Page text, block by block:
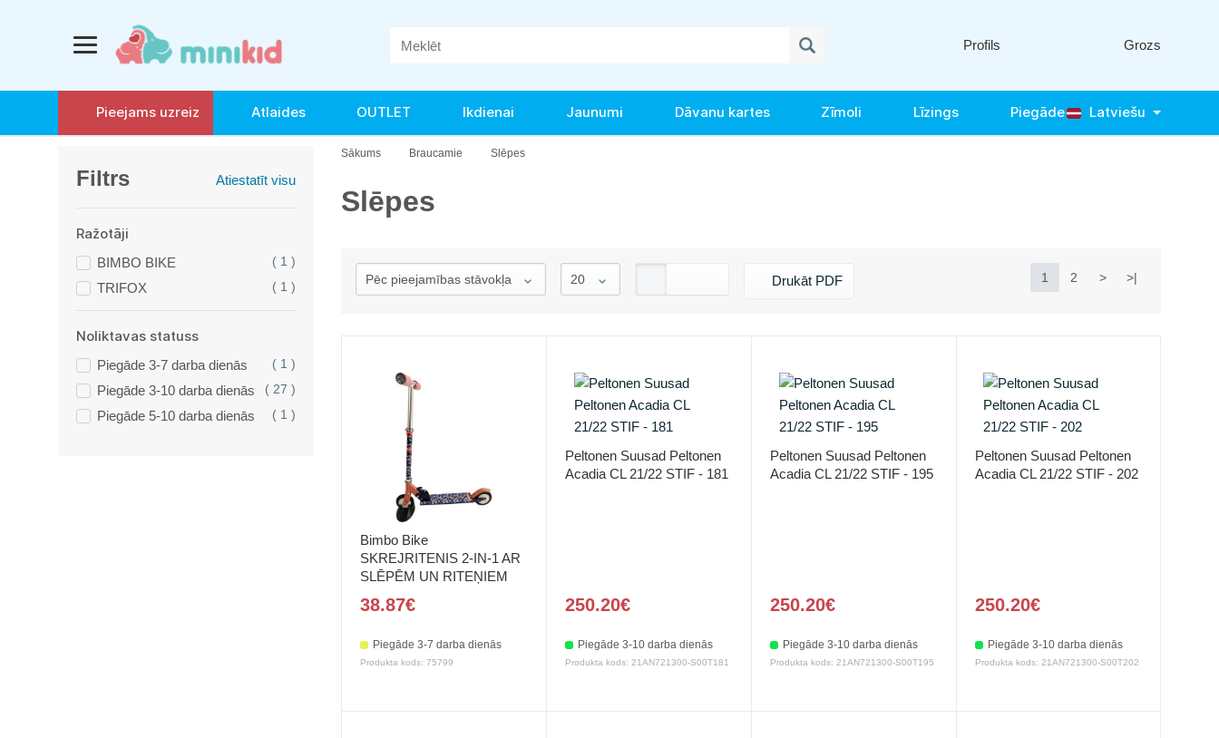
Profils Grozs
Pieejams uzreiz Atlaides OUTLET Ikdienai Jaunumi Dāvanu kartes Zīmoli Līzings Piegāde Latviešu
Filtrs Atiestatīt visu
Ražotāji
BIMBO BIKE ( 1 )
TRIFOX ( 1 )
Noliktavas statuss
Piegāde 3-7 darba dienās ( 1 )
Piegāde 3-10 darba dienās ( 27 )
Piegāde 5-10 darba dienās ( 1 )
Sākums Braucamie Slēpes
Slēpes
Drukāt PDF 1 2 > >|
Bimbo Bike
SKREJRITENIS 2-IN-1 AR
SLĒPĒM UN RITEŅIEM
38.87€
Piegāde 3-7 darba dienās
Produkta kods: 75799
Peltonen Suusad Peltonen
Acadia CL 21/22 STIF - 181
250.20€
Piegāde 3-10 darba dienās
Produkta kods: 21AN721300-S00T181
Peltonen Suusad Peltonen
Acadia CL 21/22 STIF - 195
250.20€
Piegāde 3-10 darba dienās
Produkta kods: 21AN721300-S00T195
Peltonen Suusad Peltonen
Acadia CL 21/22 STIF - 202
250.20€
Piegāde 3-10 darba dienās
Produkta kods: 21AN721300-S00T202